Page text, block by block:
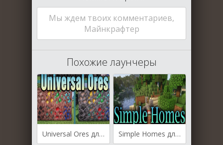
Мы ждем твоих комментариев,
Майнкрафтер
Похожие лаунчеры
Universal Ores для Майнкрафт [1.21.4, 1.21.1, 1.20.1] Simple Homes для Майнкрафт [1.21.4, 1.19.4, 1.19.3]